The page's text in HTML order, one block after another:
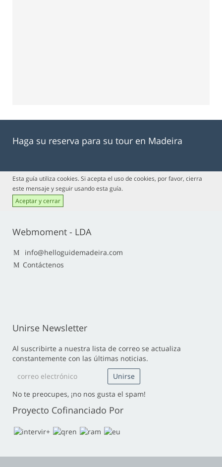
Haga su reserva para su tour en Madeira
Esta guía utiliza cookies. Si acepta el uso de cookies, por favor, cierra
este mensaje y seguir usando esta guía.
Aceptar y cerrar
Webmoment - LDA
info@helloguidemadeira.com
Contáctenos
Unirse Newsletter
Al suscribirte a nuestra lista de correo se actualiza
constantemente con las últimas noticias.
No te preocupes, ¡no nos gusta el spam!
Proyecto Cofinanciado Por